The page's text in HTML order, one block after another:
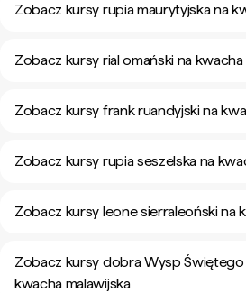
Zobacz kursy rupia maurytyjska na
Zobacz kursy rial omański na kwacha
Zobacz kursy frank ruandyjski na
Zobacz kursy rupia seszelska na
Zobacz kursy leone sierraleoński na
Zobacz kursy dobra Wysp Świętego
kwacha malawijska